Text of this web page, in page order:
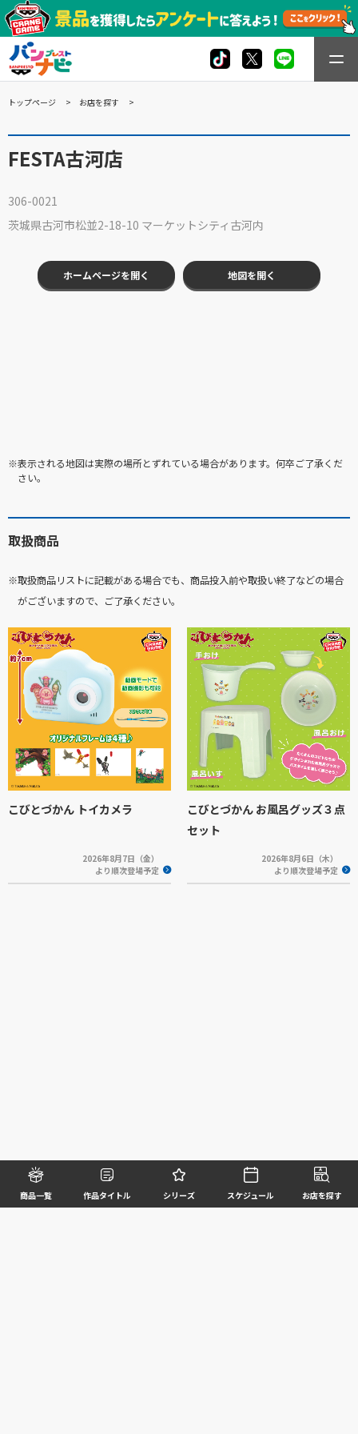
商品一覧 作品タイトル シリーズ スケジュール お店を探す
トップページ お店を探す
FESTA古河店
306-0021
茨城県古河市松並2-18-10 マーケットシティ古河内
ホームページを開く 地図を開く
※表示される地図は実際の場所とずれている場合があります。何卒ご了承くだ
さい。
取扱商品
※取扱商品リストに記載がある場合でも、商品投入前や取扱い終了などの場合
がございますので、ご了承ください。
こびとづかん トイカメラ
2026年8月7日（金）
より順次登場予定
こびとづかん お風呂グッズ３点
セット
2026年8月6日（木）
より順次登場予定